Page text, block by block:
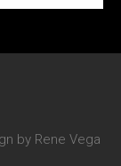
by Rene Vega